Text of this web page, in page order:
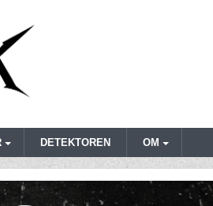
DETEKTOREN OM